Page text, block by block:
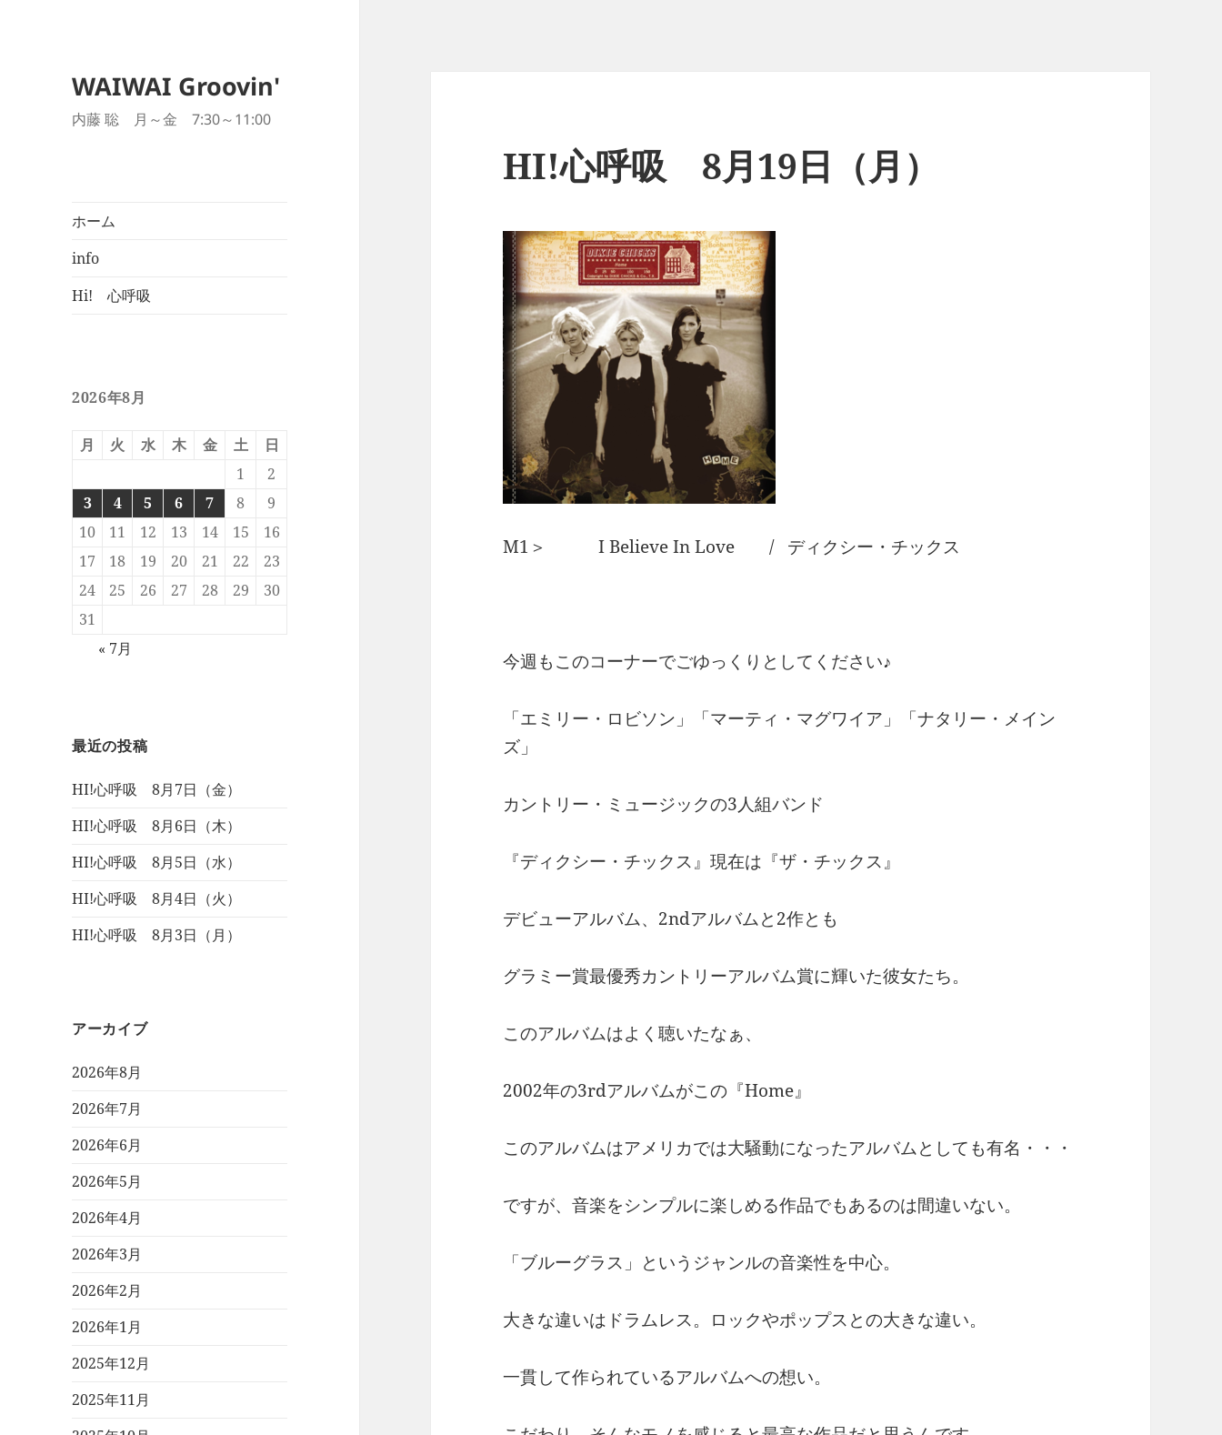
WAIWAI Groovin'
内藤 聡 月～金 7:30～11:00
ホーム
info
Hi! 心呼吸
2026年8月
月 火 水 木 金 土
日
1
2
3
4 5 6 7 8
9
10
11 12 13 14 15
16
17
18 19 20 21 22
23
24
25 26 27 28 29
30
31
« 7月
最近の投稿
HI!心呼吸 8月7日（金）
HI!心呼吸 8月6日（木）
HI!心呼吸 8月5日（水）
HI!心呼吸 8月4日（火）
HI!心呼吸 8月3日（月）
アーカイブ
2026年8月
2026年7月
2026年6月
2026年5月
2026年4月
2026年3月
2026年2月
2026年1月
2025年12月
2025年11月
HI!心呼吸 8月19日（月）
M1＞ I Believe In Love / ディクシー・チックス
今週もこのコーナーでごゆっくりとしてください♪
「エミリー・ロビソン」「マーティ・マグワイア」「ナタリー・メイン
ズ」
カントリー・ミュージックの3人組バンド
『ディクシー・チックス』現在は『ザ・チックス』
デビューアルバム、2ndアルバムと2作とも
グラミー賞最優秀カントリーアルバム賞に輝いた彼女たち。
このアルバムはよく聴いたなぁ、
2002年の3rdアルバムがこの『Home』
このアルバムはアメリカでは大騒動になったアルバムとしても有名・・・
ですが、音楽をシンプルに楽しめる作品でもあるのは間違いない。
「ブルーグラス」というジャンルの音楽性を中心。
大きな違いはドラムレス。ロックやポップスとの大きな違い。
一貫して作られているアルバムへの想い。